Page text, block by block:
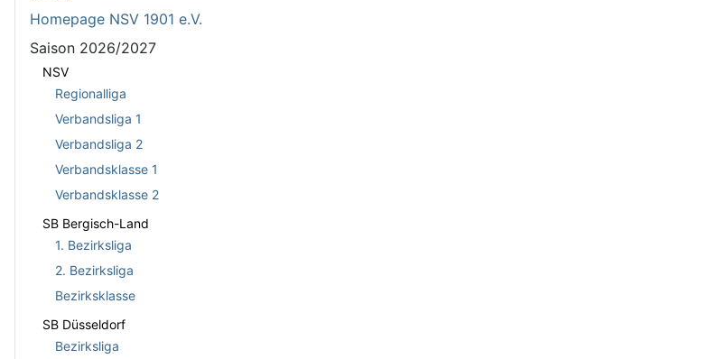
Homepage NSV 1901 e.V.
Saison 2026/2027
NSV
Regionalliga
Verbandsliga 1
Verbandsliga 2
Verbandsklasse 1
Verbandsklasse 2
SB Bergisch-Land
1. Bezirksliga
2. Bezirksliga
Bezirksklasse
SB Düsseldorf
Bezirksliga